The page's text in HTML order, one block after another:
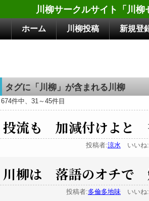
川柳サークルサイト「川柳
ホーム 川柳投稿 新規登
タグに「川柳」が含まれる川柳
674件中、31～45件目
投流も 加減付けよと
投稿者:涼水 いい
川柳は 落語のオチで
投稿者:多倫多地味 いい